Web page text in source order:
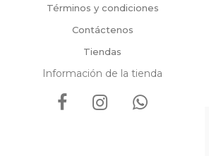
Términos y condiciones
Contáctenos
Tiendas
Información de la tienda